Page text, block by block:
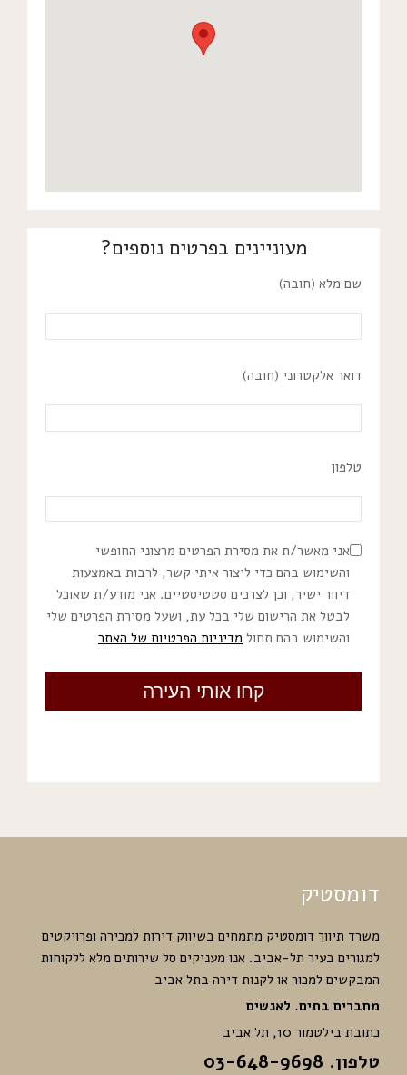
מעוניינים בפרטים נוספים?
שם מלא (חובה)
דואר אלקטרוני (חובה)
טלפון
אני מאשר/ת את מסירת הפרטים מרצוני החופשי
והשימוש בהם כדי ליצור איתי קשר, לרבות באמצעות
דיוור ישיר, וכן לצרכים סטטיסטיים. אני מודע/ת שאוכל
לבטל את הרישום שלי בכל עת, ושעל מסירת הפרטים שלי
והשימוש בהם תחול מדיניות הפרטיות של האתר
דומסטיק
משרד תיווך דומסטיק מתמחים בשיווק דירות למכירה ופרויקטים
למגורים בעיר תל-אביב. אנו מעניקים סל שירותים מלא ללקוחות
המבקשים למכור או לקנות דירה בתל אביב
מחברים בתים. לאנשים
כתובת בילטמור 10, תל אביב
טלפון. 03-648-9698